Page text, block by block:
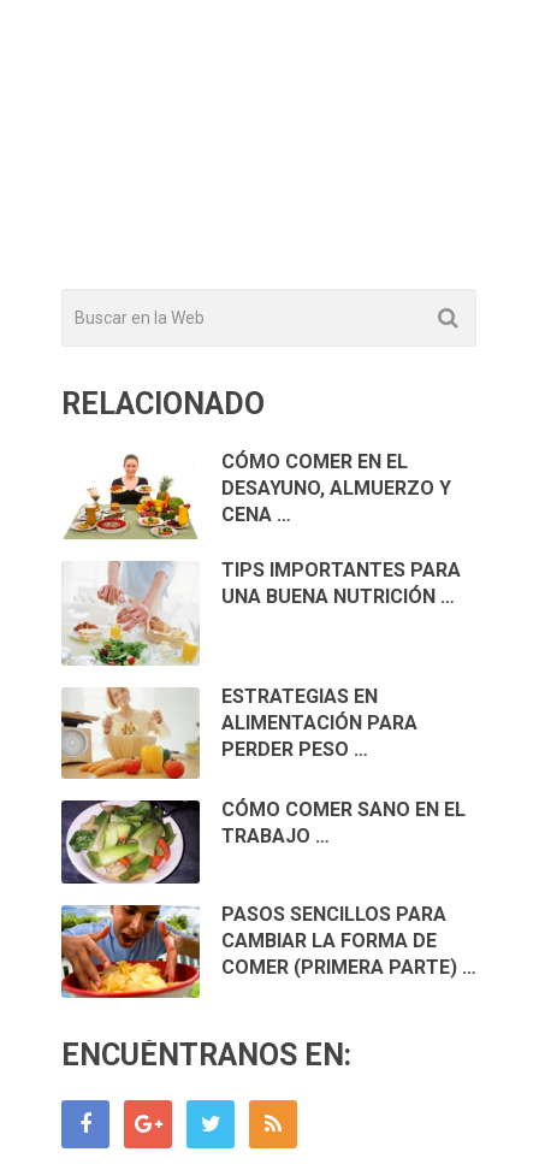
RELACIONADO
CÓMO COMER EN EL
DESAYUNO, ALMUERZO Y
CENA …
TIPS IMPORTANTES PARA
UNA BUENA NUTRICIÓN …
ESTRATEGIAS EN
ALIMENTACIÓN PARA
PERDER PESO …
CÓMO COMER SANO EN EL
TRABAJO …
PASOS SENCILLOS PARA
CAMBIAR LA FORMA DE
COMER (PRIMERA PARTE) …
ENCUÉNTRANOS EN: